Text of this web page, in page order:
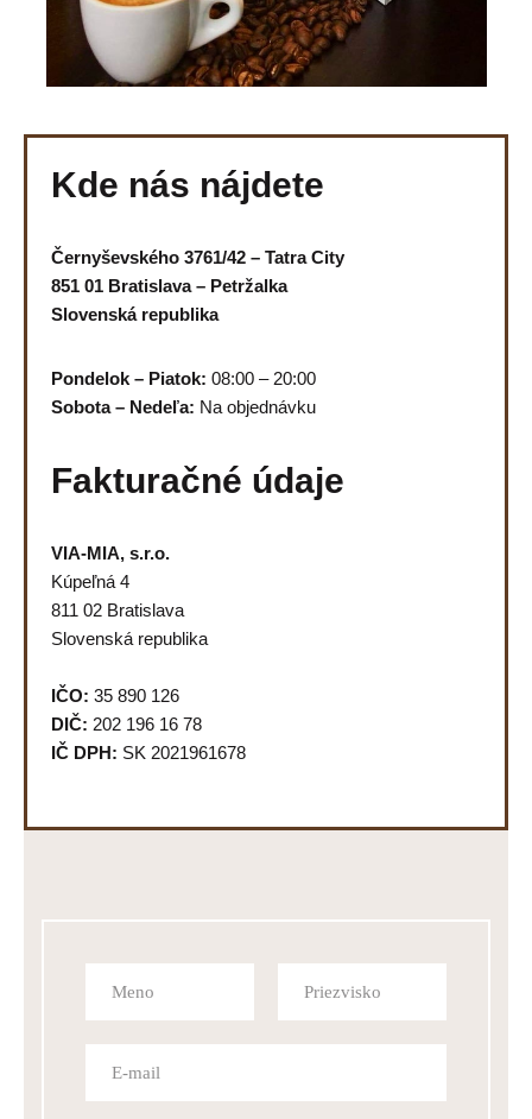
Kde nás nájdete
Černyševského 3761/42 – Tatra City
851 01 Bratislava – Petržalka
Slovenská republika
Pondelok – Piatok: 08:00 – 20:00
Sobota – Nedeľa: Na objednávku
Fakturačné údaje
VIA-MIA, s.r.o.
Kúpeľná 4
811 02 Bratislava
Slovenská republika
IČO: 35 890 126
DIČ: 202 196 16 78
IČ DPH: SK 2021961678